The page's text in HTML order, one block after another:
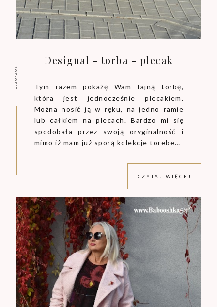
10/30/2021
Desigual - torba - plecak
Tym razem pokażę Wam fajną torbę,
która jest jednocześnie plecakiem.
Można nosić ją w ręku, na jedno ramie
lub całkiem na plecach. Bardzo mi się
spodobała przez swoją oryginalność i
mimo iż mam już sporą kolekcje torebe…
CZYTAJ WIĘCEJ